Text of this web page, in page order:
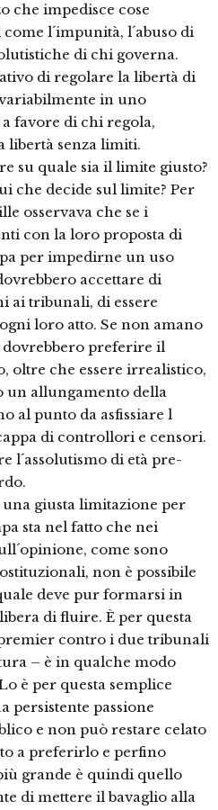
che impedisce cose
l´impunità, l´abuso di
di chi governa.
di regolare la libertà di
in uno
favore di chi regola,
libertà senza limiti.
su quale sia il limite giusto?
che decide sul limite? Per
osservava che se i
con la loro proposta di
per impedirne un uso
accettare di
ai tribunali, di essere
loro atto. Se non amano
preferire il
oltre che essere irrealistico,
un allungamento della
al punto da asfissiare l
di controllori e censori.
l´assolutismo di età pre-
giusta limitazione per
sta nel fatto che nei
come sono
non è possibile
deve pur formarsi in
di fluire. È per questa
contro i due tribunali
– è in qualche modo
è per questa semplice
persistente passione
e non può restare celato
a preferirlo e perfino
grande è quindi quello
di mettere il bavaglio alla